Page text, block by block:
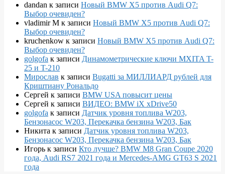
dandan к записи Новый BMW X5 против Audi Q7:
Выбор очевиден?
vladimir M к записи Новый BMW X5 против Audi Q7:
Выбор очевиден?
kruchenkow к записи Новый BMW X5 против Audi Q7:
Выбор очевиден?
golgofa к записи Динамометрические ключи MXITA T-
25 и T-210
Мирослав к записи Bugatti за МИЛЛИАРД рублей для
Криштиану Рональдо
Сергей к записи BMW USA повысит цены
Сергей к записи ВИДЕО: BMW iX xDrive50
golgofa к записи Датчик уровня топлива W203,
Бензонасос W203, Перекачка бензина W203, Бак
Никита к записи Датчик уровня топлива W203,
Бензонасос W203, Перекачка бензина W203, Бак
Игорь к записи Кто лучше? BMW M8 Gran Coupe 2020
года, Audi RS7 2021 года и Mercedes-AMG GT63 S 2021
года